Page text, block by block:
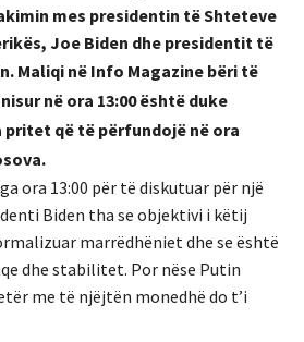
mes presidentin të Shteteve
Joe Biden dhe presidentit të
Maliqi në Info Magazine bëri të
në ora 13:00 është duke
pritet që të përfundojë në ora
ora 13:00 për të diskutuar për një
Biden tha se objektivi i këtij
marrëdhëniet dhe se është
dhe stabilitet. Por nëse Putin
me të njëjtën monedhë do t’i